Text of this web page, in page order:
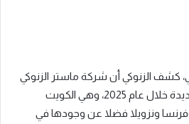
كشف الزنوكي أن شركة ماستر الزنوكي
نجحت في دخول 5 أسواق جديدة خلال عام 2025، وهي الكويت
وفرنسا ونزويلا فضلا عن وجودها في